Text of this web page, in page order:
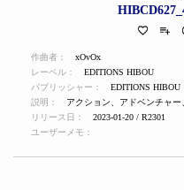
作曲者：
xOvOx
レーベル：
EDITIONS HIBOU
パブリッシャー：
EDITIONS HIBOU
説明：
アクション、アドベンチャー
リリース日：
2023-01-20 / R2301
ユーザーメモ：